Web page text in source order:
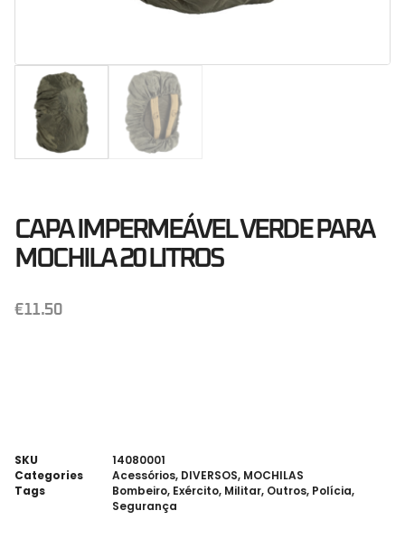
CAPA IMPERMEÁVEL VERDE PARA
MOCHILA 20 LITROS
€11.50
SKU
14080001
Categories
Acessórios, DIVERSOS, MOCHILAS
Tags
Bombeiro, Exército, Militar, Outros, Polícia,
Segurança